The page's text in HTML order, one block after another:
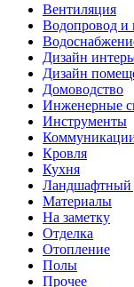
Вентиляция
Водопровод и
Дизайн
Дизайн
Домоводство
Инженерные
Инструменты
Кровля
Кухня
Ландшафтный
Материалы
На заметку
Отделка
Отопление
Полы
Прочее